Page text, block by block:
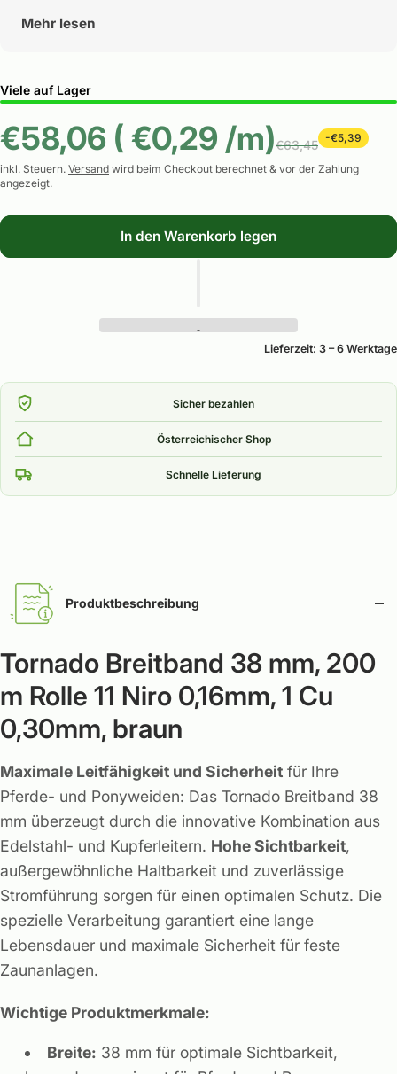
Mehr lesen
Viele auf Lager
€58,06 ( €0,29 /m)€63,45 -€5,39
inkl. Steuern. Versand wird beim Checkout berechnet & vor der Zahlung
angezeigt.
In den Warenkorb legen
Lieferzeit: 3 – 6 Werktage
Sicher bezahlen
Österreichischer Shop
Schnelle Lieferung
Produktbeschreibung
Tornado Breitband 38 mm, 200
m Rolle 11 Niro 0,16mm, 1 Cu
0,30mm, braun
Maximale Leitfähigkeit und Sicherheit für Ihre
Pferde- und Ponyweiden: Das Tornado Breitband 38
mm überzeugt durch die innovative Kombination aus
Edelstahl- und Kupferleitern. Hohe Sichtbarkeit,
außergewöhnliche Haltbarkeit und zuverlässige
Stromführung sorgen für einen optimalen Schutz. Die
spezielle Verarbeitung garantiert eine lange
Lebensdauer und maximale Sicherheit für feste
Zaunanlagen.
Wichtige Produktmerkmale:
Breite: 38 mm für optimale Sichtbarkeit,